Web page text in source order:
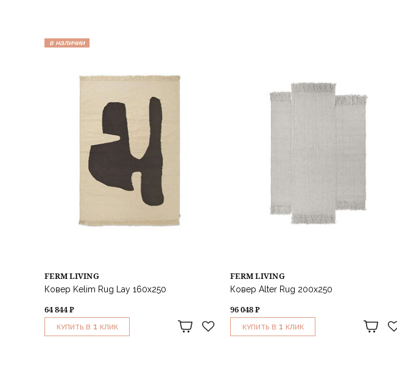
в наличии
FERM LIVING
Ковер Kelim Rug Lay 160x250
64 844 ₽
КУПИТЬ В 1 КЛИК
FERM LIVING
Ковер Alter Rug 200x250
96 048 ₽
КУПИТЬ В 1 КЛИК